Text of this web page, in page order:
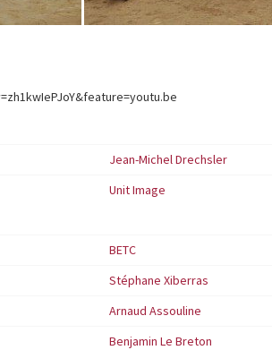
Jean-Michel Drechsler
Unit Image
BETC
Stéphane Xiberras
Arnaud Assouline
Benjamin Le Breton